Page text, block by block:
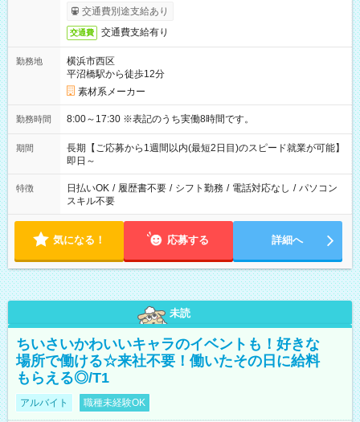
交通費別途支給あり
交通費 交通費支給有り
勤務地
横浜市西区
平沼橋駅から徒歩12分
素材系メーカー
勤務時間 8:00～17:30 ※表記のうち実働8時間です。
期間
長期【ご応募から1週間以内(最短2日目)のスピード就業が可能】
即日～
特徴 日払いOK / 履歴書不要 / シフト勤務 / 電話対応なし / パソコン
スキル不要
気になる！ 応募する 詳細へ
未読
ちいさいかわいいキャラのイベントも！好きな
場所で働ける☆来社不要！働いたその日に給料
もらえる◎/T1
アルバイト 職種未経験OK